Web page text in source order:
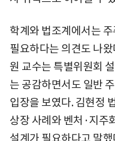
학계와 법조계에서는
필요하다는 의견도 나
원 교수는 특별위원회
는 공감하면서도 일반
입장을 보였다. 김현정
상장 사례와 벤처·지주
설계가 필요하다고 말했